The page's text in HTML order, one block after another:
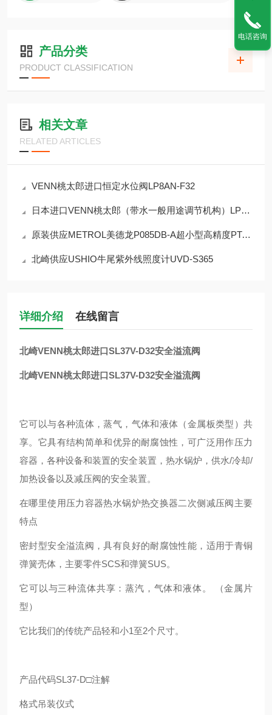
产品分类
PRODUCT CLASSIFICATION
相关文章
RELATED ARTICLES
VENN桃太郎进口恒定水位阀LP8AN-F32
日本进口VENN桃太郎（带水一般用途调节机构）LP9HN-F40恒水位阀
原装供应METROL美德龙P085DB-A超小型高精度PT-接触式传感器
北崎供应USHIO牛尾紫外线照度计UVD-S365
详细介绍 在线留言
北崎VENN桃太郎进口SL37V-D32安全溢流阀
北崎VENN桃太郎进口SL37V-D32安全溢流阀
它可以与各种流体，蒸气，气体和液体（金属板类型）共
享。它具有结构简单和优异的耐腐蚀性，可广泛用作压力
容器，各种设备和装置的安全装置，热水锅炉，供水/冷却/
加热设备以及减压阀的安全装置。
在哪里使用压力容器热水锅炉热交换器二次侧减压阀主要
特点
密封型安全溢流阀，具有良好的耐腐蚀性能，适用于青铜
弹簧壳体，主要零件SCS和弹簧SUS。
它可以与三种流体共享：蒸汽，气体和液体。 （金属片
型）
它比我们的传统产品轻和小1至2个尺寸。
产品代码SL37-D□注解
格式吊装仪式
电话咨询